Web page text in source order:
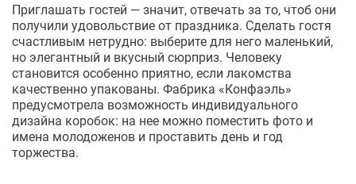
Приглашать гостей — значит, отвечать за то, чтоб они
получили удовольствие от праздника. Сделать гостя
счастливым нетрудно: выберите для него маленький,
но элегантный и вкусный сюрприз. Человеку
становится особенно приятно, если лакомства
качественно упакованы. Фабрика «Конфаэль»
предусмотрела возможность индивидуального
дизайна коробок: на нее можно поместить фото и
имена молодоженов и проставить день и год
торжества.